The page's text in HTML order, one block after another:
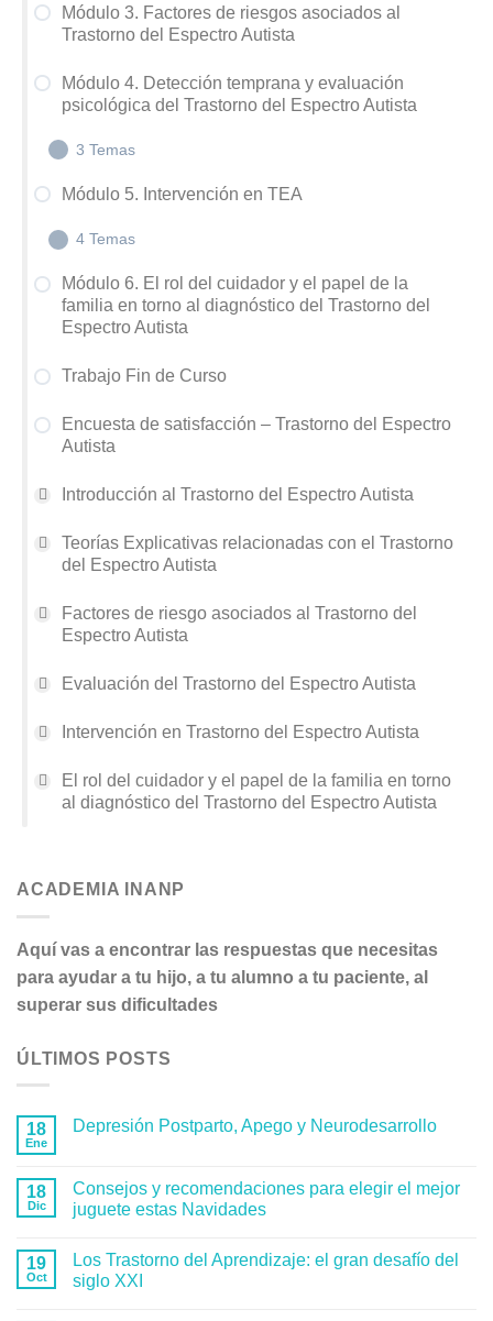
M1.3 Clasificaciones diagnósticas en torno al TEA
M1.4 Diagnóstico diferencial en el TEA
M1.5 Prevalencia y Profesionales en torno al TEA
M2.1 Teoría de la Mente
M2.2 Coherencia Central Débil – Funciones
Ejecutivas en TEA
M2.3 Teoría Empatía Sistematización – Teoría
Módulo 3. Factores de riesgos asociados al
Trastorno del Espectro Autista
Módulo 4. Detección temprana y evaluación
psicológica del Trastorno del Espectro Autista
3 Temas
del TEA
M4.2 Instrumentos para la evaluación del Desarrollo
y la Inteligencia
Neuropsicológica en TEA
Módulo 5. Intervención en TEA
4 Temas
M5.1 Atención Temprana en TEA
en TEA
M5.4 Intervención Familiar en TEA
M5.2 Intervención Conductual en TEA
Módulo 6. El rol del cuidador y el papel de la
familia en torno al diagnóstico del Trastorno del
Espectro Autista
Trabajo Fin de Curso
Encuesta de satisfacción – Trastorno del Espectro
Autista
Introducción al Trastorno del Espectro Autista
Teorías Explicativas relacionadas con el Trastorno
del Espectro Autista
Factores de riesgo asociados al Trastorno del
Espectro Autista
Evaluación del Trastorno del Espectro Autista
Intervención en Trastorno del Espectro Autista
El rol del cuidador y el papel de la familia en torno
al diagnóstico del Trastorno del Espectro Autista
ACADEMIA INANP
Aquí vas a encontrar las respuestas que necesitas
para ayudar a tu hijo, a tu alumno a tu paciente, al
superar sus dificultades
ÚLTIMOS POSTS
18
Ene
Depresión Postparto, Apego y Neurodesarrollo
18
Dic
Consejos y recomendaciones para elegir el mejor
juguete estas Navidades
19
Oct
Los Trastorno del Aprendizaje: el gran desafío del
siglo XXI